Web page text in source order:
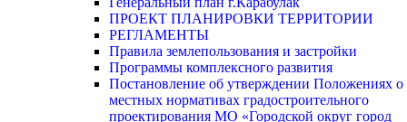
ПРОЕКТ ПЛАНИРОВКИ ТЕРРИТОРИИ
РЕГЛАМЕНТЫ
Правила землепользования и застройки
Программы комплексного развития
Постановление об утверждении Положениях о
местных нормативах градостроительного
проектирования МО «Городской округ город